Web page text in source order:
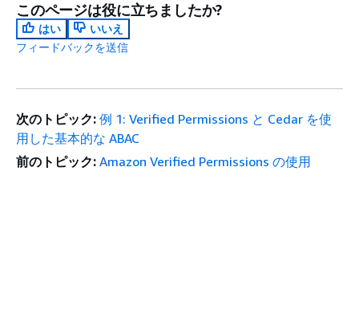
このページは役に立ちましたか?
はい
いいえ
フィードバックを送信
次のトピック: 例 1: Verified Permissions と Cedar を使
用した基本的な ABAC
前のトピック: Amazon Verified Permissions の使用